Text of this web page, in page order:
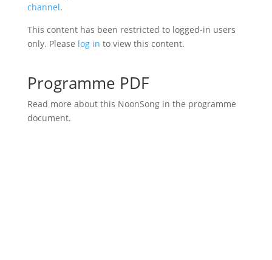
channel.
This content has been restricted to logged-in users
only. Please log in to view this content.
Programme PDF
Read more about this NoonSong in the programme
document.